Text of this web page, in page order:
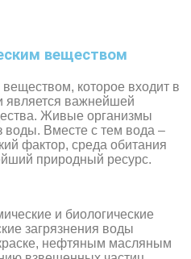
веществом
которое входит в
является важнейшей
Живые организмы
воды. Вместе с тем вода –
фактор, среда обитания
природный ресурс.
и биологические
загрязнения воды
нефтяным масляным